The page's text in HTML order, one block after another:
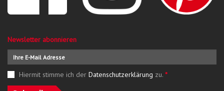
Newsletter abonnieren
Hiermit stimme ich der Datenschutzerklärung zu. *